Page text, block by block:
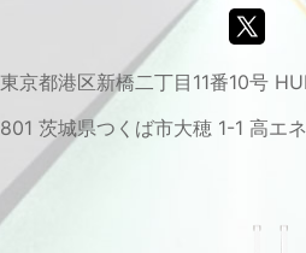
京都港区新橋二丁目11番10号
茨城県つくば市大穂 1-1 高エ